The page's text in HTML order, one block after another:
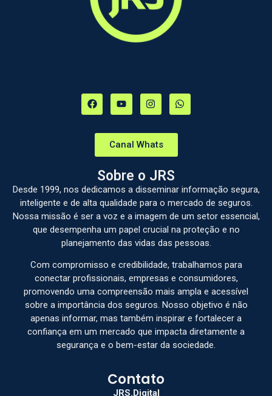
Canal Whats
Sobre o JRS
Desde 1999, nos dedicamos a disseminar informação segura,
inteligente e de alta qualidade para o mercado de seguros.
Nossa missão é ser a voz e a imagem de um setor essencial,
que desempenha um papel crucial na proteção e no
planejamento das vidas das pessoas.
Com compromisso e credibilidade, trabalhamos para
conectar profissionais, empresas e consumidores,
promovendo uma compreensão mais ampla e acessível
sobre a importância dos seguros. Nosso objetivo é não
apenas informar, mas também inspirar e fortalecer a
confiança em um mercado que impacta diretamente a
segurança e o bem-estar da sociedade.
Contato
JRS.Digital